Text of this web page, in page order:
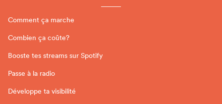
Comment ça marche
Combien ça coûte?
Booste tes streams sur Spotify
Passe à la radio
Développe ta visibilité